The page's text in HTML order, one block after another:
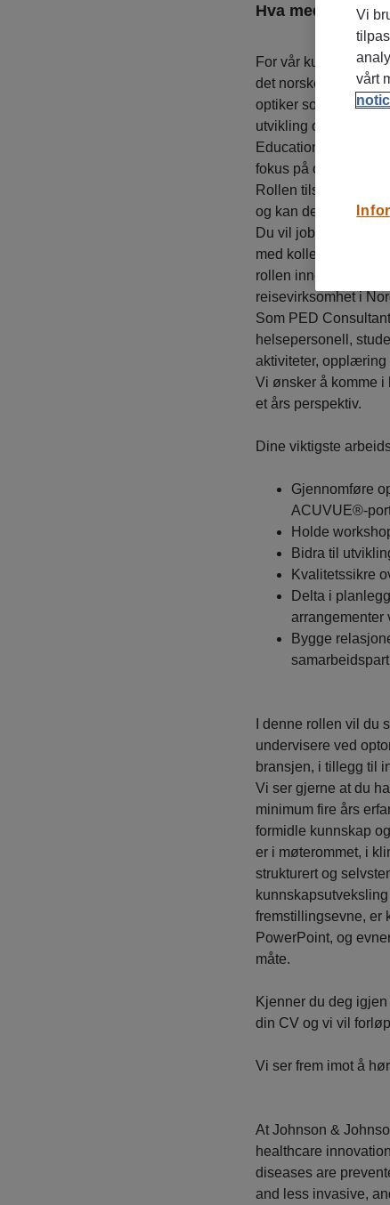
Hva med å
For vår kunde
det norske teamet.
optiker som ønsker
utvikling og
Education &
fokus på opplæring
Rollen tilsvarer
og kan derfor
Du vil jobbe
med kolleger i
rollen innebærer
reisevirksomhet i
Som PED
helsepersonell,
aktiviteter, opplæring
Vi ønsker å komme i
et års perspektiv.
Dine viktigste
Gjennomføre
ACUVUE®-
Holde
Bidra til
Kvalitetssikre
Delta i
arrangementer
Bygge
I denne rollen vil du
undervisere ved
bransjen, i tillegg til
Vi ser gjerne at du
minimum fire års
formidle kunnskap
er i møterommet, i
strukturert og
fremstillingsevne, er
PowerPoint, og
måte.
Kjenner du deg
din CV og vi vil
Vi ser frem imot å
At Johnson &
healthcare
diseases are
and less invasive,
Vi
vårt